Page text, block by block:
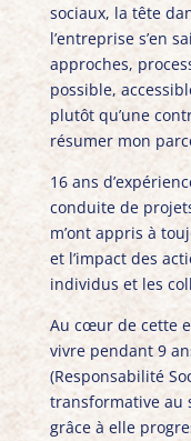
sociaux, la tête
l’entreprise s’en
approches,
possible,
plutôt qu’une
résumer mon
16 ans
conduite de
m’ont appris à
et l’impact des
individus et les
Au cœur de cette
vivre pendant 9
(Responsabilité
transformative au
grâce à elle